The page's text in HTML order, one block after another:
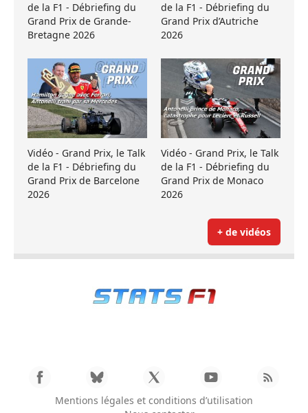
de la F1 - Débriefing du
Grand Prix de Grande-
Bretagne 2026
de la F1 - Débriefing du
Grand Prix d’Autriche
2026
Vidéo - Grand Prix, le Talk
de la F1 - Débriefing du
Grand Prix de Barcelone
2026
Vidéo - Grand Prix, le Talk
de la F1 - Débriefing du
Grand Prix de Monaco
2026
+ de vidéos
Mentions légales et conditions d’utilisation